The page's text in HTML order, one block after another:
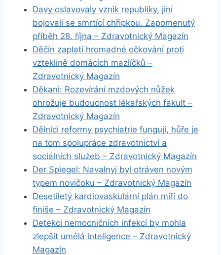
Davy oslavovaly vznik republiky, jiní
bojovali se smrtící chřipkou. Zapomenutý
příběh 28. října – Zdravotnický Magazín
Děčín zaplatí hromadné očkování proti
vzteklině domácích mazlíčků –
Zdravotnický Magazín
Děkani: Rozevírání mzdových nůžek
ohrožuje budoucnost lékařských fakult –
Zdravotnický Magazín
Dělníci reformy psychiatrie fungují, hůře je
na tom spolupráce zdravotnictví a
sociálních služeb – Zdravotnický Magazín
Der Spiegel: Navalnyj byl otráven novým
typem novičoku – Zdravotnický Magazín
Desetiletý kardiovaskulární plán míří do
finiše – Zdravotnický Magazín
Detekci nemocničních infekcí by mohla
zlepšit umělá inteligence – Zdravotnický
Magazín